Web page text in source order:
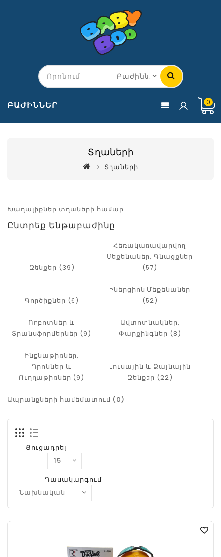
ԲԱԺԻՆՆԵՐ 0
Տղաների
Տղաների
Խաղալիքներ տղաների համար
Ընտրեք Ենթաբաժինը
Զենքեր (39)
Հեռակառավարվող
Մեքենաներ, Գնացքներ
(57)
Գործիքներ (6)
Իներցիոն Մեքենաներ
(52)
Ռոբոտներ ԵՒ
Տրանսֆորմերներ (9)
Ավտոտնակներ,
Փարքինգներ (8)
Ինքնաթիռներ,
Դրոններ ԵՒ
Ուղղաթիռներ (9)
Լուսային ԵՒ Ձայնային
Զենքեր (22)
Ապրանքների համեմատում (0)
Ցուցադրել
Դասակարգում